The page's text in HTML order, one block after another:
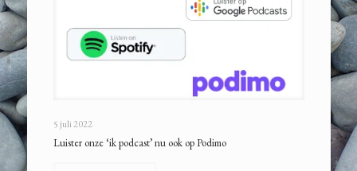
5 juli 2022
Luister onze ‘ik podcast’ nu ook op Podimo